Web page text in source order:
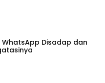
Disadap dan